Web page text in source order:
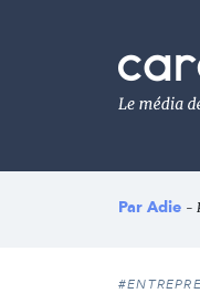
Le
média
de
Par Adie -